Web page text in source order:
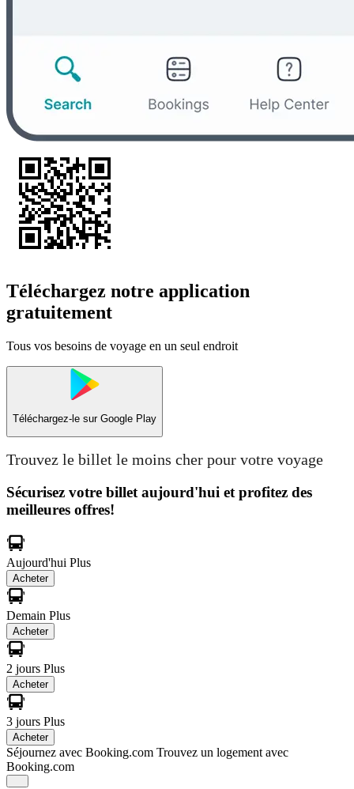
Téléchargez notre application
gratuitement
Tous vos besoins de voyage en un seul endroit
Téléchargez-le sur Google Play
Trouvez le billet le moins cher pour votre voyage
Sécurisez votre billet aujourd'hui et profitez des
meilleures offres!
Aujourd'hui Plus
Acheter
Demain Plus
Acheter
2 jours Plus
Acheter
3 jours Plus
Acheter
Séjournez avec Booking.com Trouvez un logement avec
Booking.com